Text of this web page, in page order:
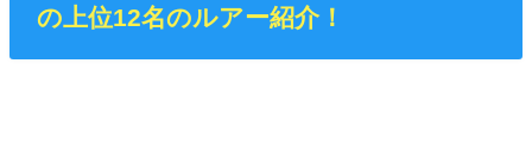
の上位12名のルアー紹介！